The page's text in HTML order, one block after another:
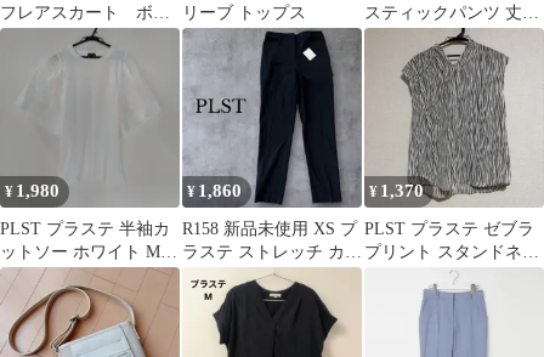
フレアスカート ボー
ダー Mサイズ
リーブ トップス
スティックパンツ 丈長
め
¥ 1,980
PLST プラステ 半袖カ
ットソー ホワイト Mサ
イズ
¥ 1,860
R158 新品未使用 XS プ
ラステ ストレッチ カジ
ュアルパンツ レディー
¥ 1,370
PLST プラステ ゼブラ
プリント スタンドネッ
ク ブラウス S トップ
スシャツ